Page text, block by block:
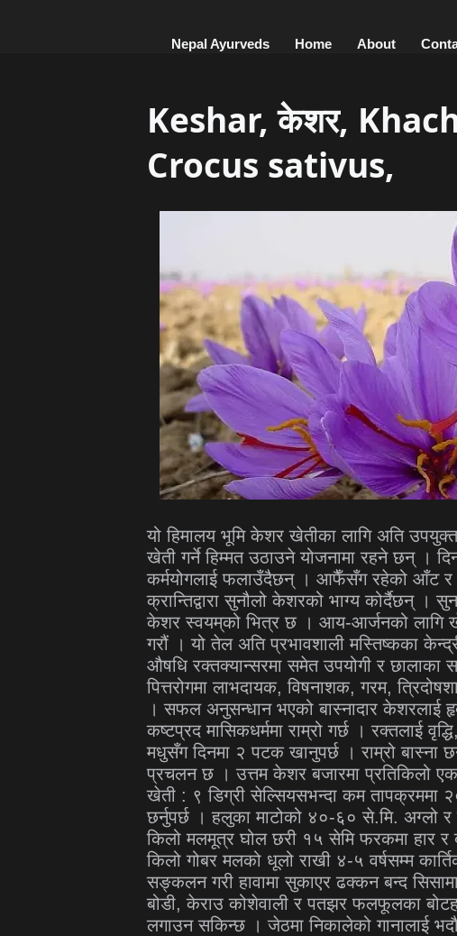
Nepal Ayurveds Home About
Keshar, केशर,
Crocus sativus,
यो हिमालय भूमि केशर खेतीका लागि अति
खेती गर्ने हिम्मत उठाउने योजनामा रहने छन् ।
कर्मयोगलाई फलाउँदैछन् । आफैँसँग रहेको आँट र
क्रान्तिद्वारा सुनौलो केशरको भाग्य कोर्दैछन्
केशर स्वयम्‌को भित्र छ । आय-आर्जनको लागि
गरौं । यो तेल अति प्रभावशाली मस्तिष्कका
औषधि रक्तक्यान्सरमा समेत उपयोगी र
पित्तरोगमा लाभदायक, विषनाशक, गरम,
। सफल अनुसन्धान भएको बास्नादार केशरलाई
कष्टप्रद मासिकधर्ममा राम्रो गर्छ । रक्तलाई
मधुसँग दिनमा २ पटक खानुपर्छ । राम्रो बास्ना
प्रचलन छ । उत्तम केशर बजारमा प्रतिकिलो
खेती : ९ डिग्री सेल्सियसभन्दा कम तापक्रममा
छर्नुपर्छ । हलुका माटोको ४०-६० से.मि. अग्लो
किलो मलमूत्र घोल छरी १५ सेमि फरकमा हार र
किलो गोबर मलको धूलो राखी ४-५ वर्षसम्म
सङ्कलन गरी हावामा सुकाएर ढक्कन बन्द
बोडी, केराउ कोशेवाली र पतझर फलफूलका
लगाउन सकिन्छ । जेठमा निकालेको गानालाई